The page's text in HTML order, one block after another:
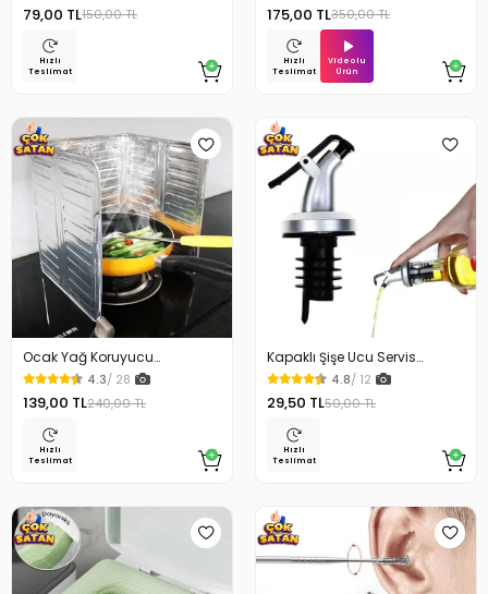
79,00 TL150,00 TL
Hızlı
Teslimat
175,00 TL350,00 TL
Hızlı
Teslimat
Videolu
Ürün
Ocak Yağ Koruyucu
Alüminyum Levha 32.5 x 84
Cm
4.3/ 28
139,00 TL240,00 TL
Hızlı
Teslimat
Kapaklı Şişe Ucu Servis
Aparatı Yağdanlık Tıpa
4.8/ 12
29,50 TL50,00 TL
Hızlı
Teslimat